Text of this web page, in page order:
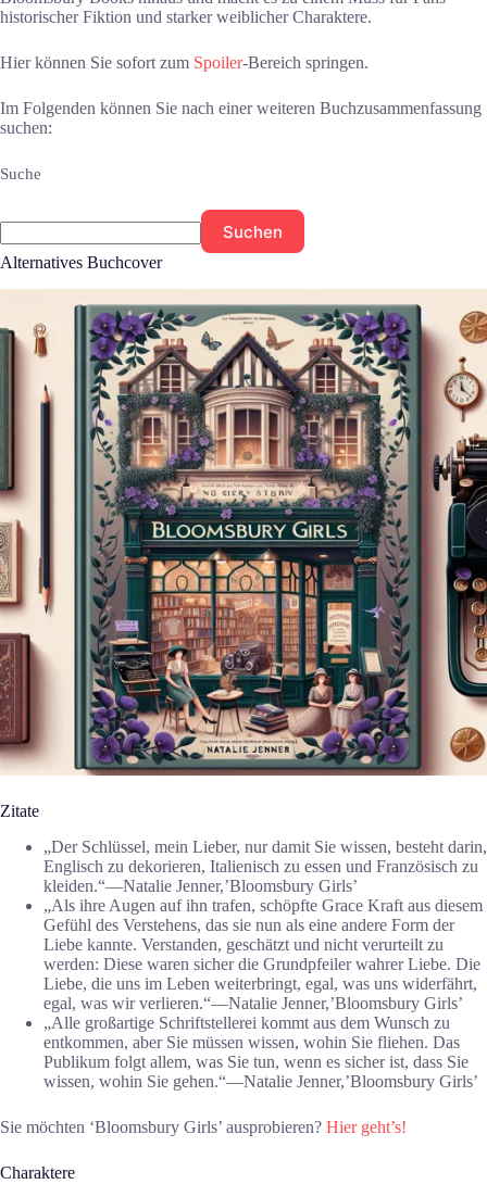
historischer Fiktion und starker weiblicher Charaktere.
Hier können Sie sofort zum Spoiler-Bereich springen.
Im Folgenden können Sie nach einer weiteren Buchzusammenfassung
suchen:
Suche
Suchen
Alternatives Buchcover
Zitate
„Der Schlüssel, mein Lieber, nur damit Sie wissen, besteht darin,
Englisch zu dekorieren, Italienisch zu essen und Französisch zu
kleiden.“―Natalie Jenner,’Bloomsbury Girls’
„Als ihre Augen auf ihn trafen, schöpfte Grace Kraft aus diesem
Gefühl des Verstehens, das sie nun als eine andere Form der
Liebe kannte. Verstanden, geschätzt und nicht verurteilt zu
werden: Diese waren sicher die Grundpfeiler wahrer Liebe. Die
Liebe, die uns im Leben weiterbringt, egal, was uns widerfährt,
egal, was wir verlieren.“―Natalie Jenner,’Bloomsbury Girls’
„Alle großartige Schriftstellerei kommt aus dem Wunsch zu
entkommen, aber Sie müssen wissen, wohin Sie fliehen. Das
Publikum folgt allem, was Sie tun, wenn es sicher ist, dass Sie
wissen, wohin Sie gehen.“―Natalie Jenner,’Bloomsbury Girls’
Sie möchten ‘Bloomsbury Girls’ ausprobieren? Hier geht’s!
Charaktere